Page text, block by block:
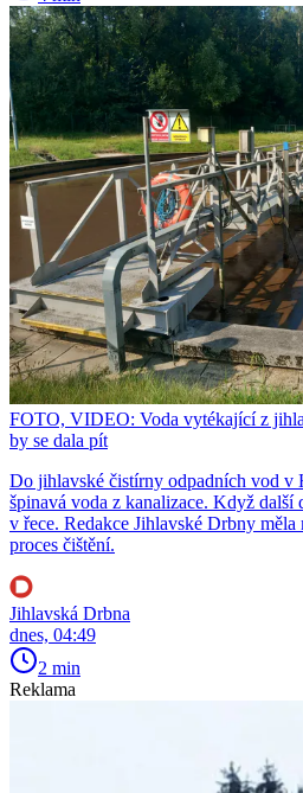
FOTO, VIDEO: Voda vytékající z
by se dala pít
Do jihlavské čistírny odpadních vod v
špinavá voda z kanalizace. Když další
v řece. Redakce Jihlavské Drbny
proces čištění.
Jihlavská Drbna
dnes, 04:49
2 min
Reklama